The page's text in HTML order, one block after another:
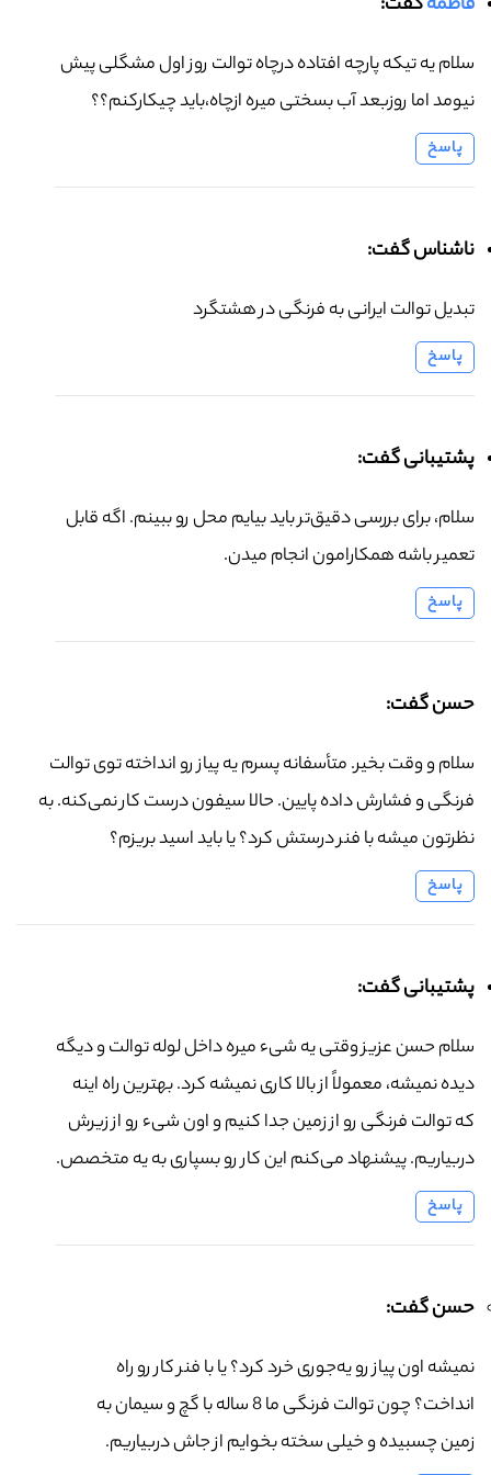
سلام یه تیکه پارچه افتاده درچاه توالت روز اول مشگلی پیش
نیومد اما روزبعد آب بسختی میره ازچاه،باید چیکارکنم؟؟
پاسخ
ناشناس گفت:
تبدیل توالت ایرانی به فرنگی در هشتگرد
پاسخ
پشتیبانی گفت:
سلام، برای بررسی دقیق‌تر باید بیایم محل رو ببینم. اگه قابل
تعمیر باشه همکارامون انجام میدن.
پاسخ
حسن گفت:
سلام و وقت بخیر. متأسفانه پسرم یه پیاز رو انداخته توی توالت
فرنگی و فشارش داده پایین. حالا سیفون درست کار نمی‌کنه. به
نظرتون میشه با فنر درستش کرد؟ یا باید اسید بریزم؟
پاسخ
پشتیبانی گفت:
سلام حسن عزیز وقتی یه شیء میره داخل لوله توالت و دیگه
دیده نمیشه، معمولاً از بالا کاری نمیشه کرد. بهترین راه اینه
که توالت فرنگی رو از زمین جدا کنیم و اون شیء رو از زیرش
دربیاریم. پیشنهاد می‌کنم این کار رو بسپاری به یه متخصص.
پاسخ
حسن گفت:
نمیشه اون پیاز رو یه‌جوری خرد کرد؟ یا با فنر کار رو راه
انداخت؟ چون توالت فرنگی ما 8 ساله با گچ و سیمان به
زمین چسبیده و خیلی سخته بخوایم از جاش دربیاریم.